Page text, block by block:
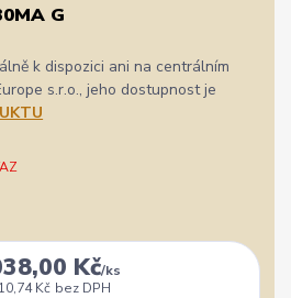
G
k dispozici ani na centrálním
s.r.o., jeho dostupnost je
Kč/ks
Kč bez DPH